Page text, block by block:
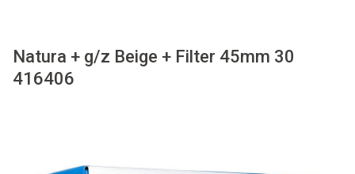
Natura + g/z Beige + Filter 45mm 30
416406